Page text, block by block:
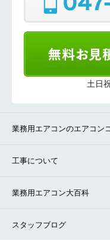
土日
業務用エアコンのエアコン
工事について
業務用エアコン大百科
スタッフブログ